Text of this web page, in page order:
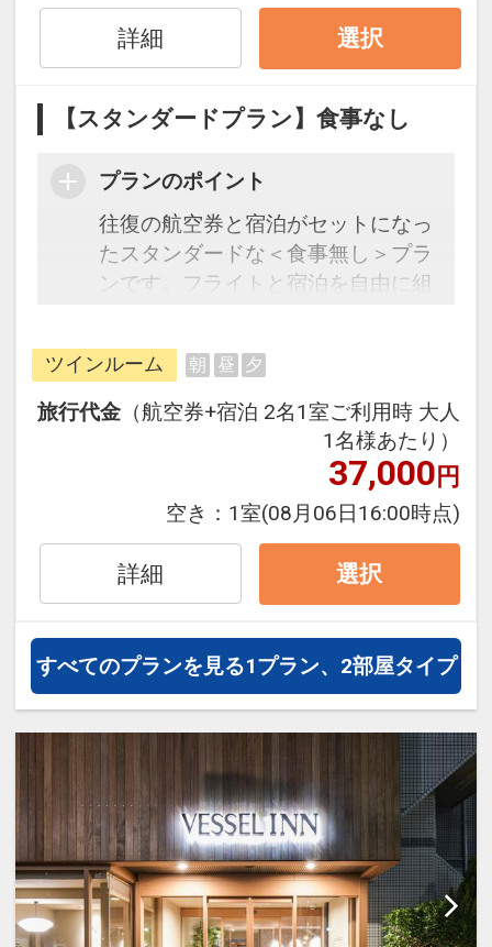
オプションでレンタカーや現地交
通・体験プランなどの追加（同時予
約）が可能なプランもございます。
詳細 選択
【スタンダードプラン】食事なし
プランのポイント
往復の航空券と宿泊がセットになっ
たスタンダードな＜食事無し＞プラ
ンです。フライトと宿泊を自由に組
ージだから、一都市滞在はもちろん
周遊旅行にも最適！
旅行期間中の1泊だけの宿泊や延
泊・飛び泊なども自由自在です。
フライトは、安心のJAL（または
JALグループ）確約！フライトマイ
ル50%貯まります。
オプションでレンタカーや現地交
通・体験プランなどの追加（同時予
約）が可能なプランもございます。
ツインルーム 朝 昼 夕
旅行代金 （航空券+宿泊 2名1室ご利用時 大人
1名様あたり）
37,000円
空き： 1室(08月06日16:00時点)
詳細 選択
すべてのプランを見る1プラン、2部屋タイプ